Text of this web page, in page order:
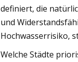
definiert, die
und
Hochwasserrisiko,
Welche Städte